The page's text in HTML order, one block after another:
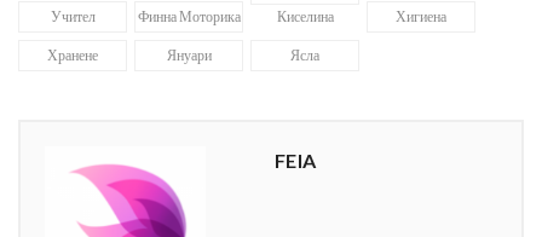
Учител Финна Моторика
Киселина
Хигиена
Хранене Януари Ясла
FEIA